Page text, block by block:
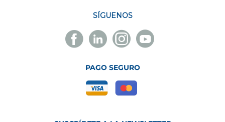
SÍGUENOS
Facebook
Novelec
Linkedin
Novelec
Instagram
Novelec
Youtube
Novelec
PAGO SEGURO